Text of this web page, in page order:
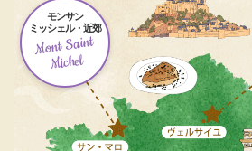
モンサン
ミッシェル・近郊
Mont Saint
Michel